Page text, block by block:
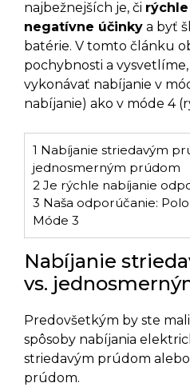
najbežnejších je, či
negatívne účinky a byť
batérie. V tomto článku
pochybnosti a
vykonávať nabíjanie v
nabíjanie) ako v móde 4
1 Nabíjanie striedavým
jednosmerným prúdom
2 Je rýchle nabíjanie
3 Naša odporúčanie:
Móde 3
Nabíjanie
vs.
Predovšetkým by ste
spôsoby nabíjania
striedavým prúdom
prúdom.